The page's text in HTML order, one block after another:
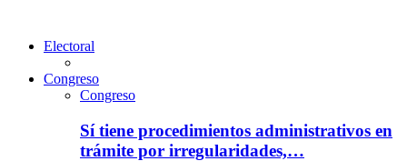
Electoral
Congreso
Congreso
Sí tiene procedimientos administrativos en
trámite por irregularidades,…